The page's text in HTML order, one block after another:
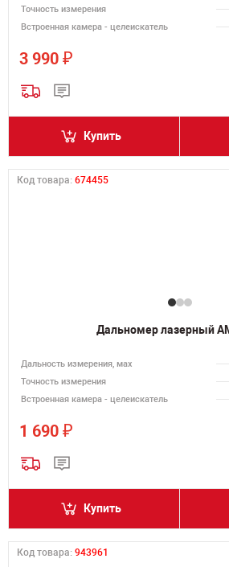
Точность измерения
Встроенная камера - целеискатель
3 990 ₽
Купить
Код товара: 674455
Дальномер лазерный
Дальность измерения, мах
Точность измерения
Встроенная камера - целеискатель
1 690 ₽
Купить
Код товара: 943961